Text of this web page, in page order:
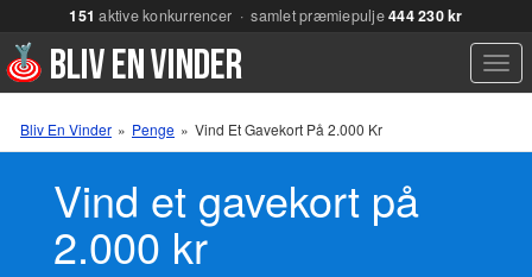
151 aktive konkurrencer · samlet præmiepulje444 230 kr
Bliv En Vinder » Penge » Vind Et Gavekort På 2.000 Kr
Vind et gavekort på
2.000 kr